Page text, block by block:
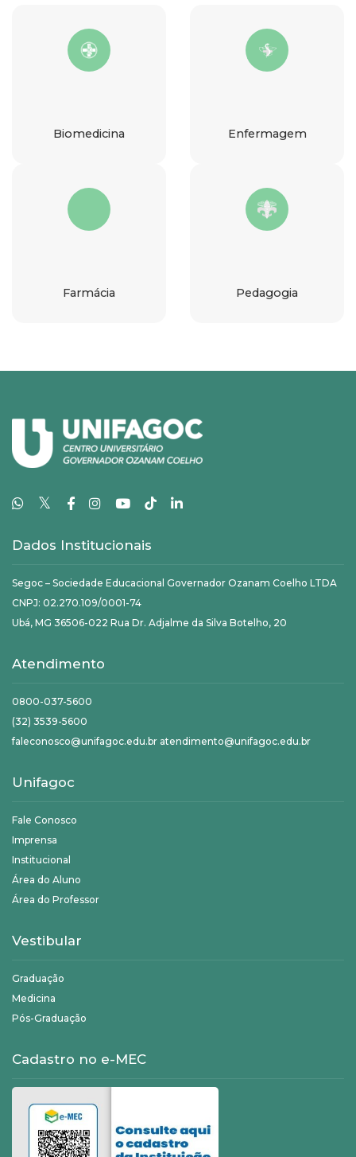
Biomedicina Enfermagem
Farmácia Pedagogia
𝕏
Dados Institucionais
Segoc – Sociedade Educacional Governador Ozanam Coelho LTDA
CNPJ: 02.270.109/0001-74
Ubá, MG 36506-022 Rua Dr. Adjalme da Silva Botelho, 20
Atendimento
0800-037-5600
(32) 3539-5600
faleconosco@unifagoc.edu.br atendimento@unifagoc.edu.br
Unifagoc
Fale Conosco
Imprensa
Institucional
Área do Aluno
Área do Professor
Vestibular
Graduação
Medicina
Pós-Graduação
Cadastro no e-MEC